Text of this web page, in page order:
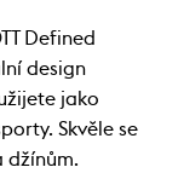
Defined
design
jako
Skvěle se
džínům.